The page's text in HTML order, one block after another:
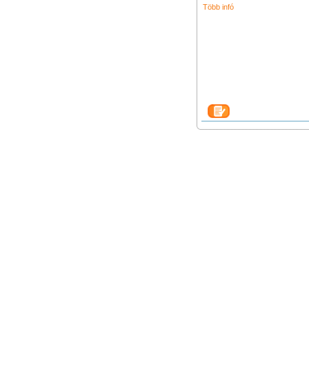
Több infó